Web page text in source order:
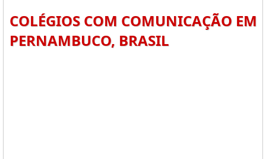
COLÉGIOS COM COMUNICAÇÃO EM
PERNAMBUCO, BRASIL